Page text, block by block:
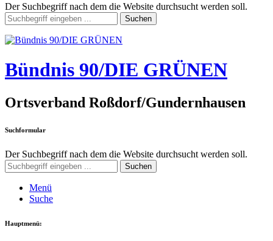
Der Suchbegriff nach dem die Website durchsucht werden soll.
Suchen
Bündnis 90/DIE GRÜNEN
Ortsverband Roßdorf/Gundernhausen
Suchformular
Der Suchbegriff nach dem die Website durchsucht werden soll.
Suchen
Menü
Suche
Hauptmenü: